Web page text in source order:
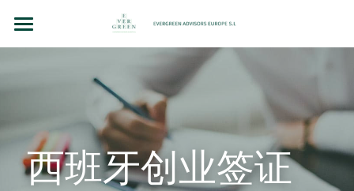
法律顾问（BCN LEX）
房地产投资
西班牙创业签证